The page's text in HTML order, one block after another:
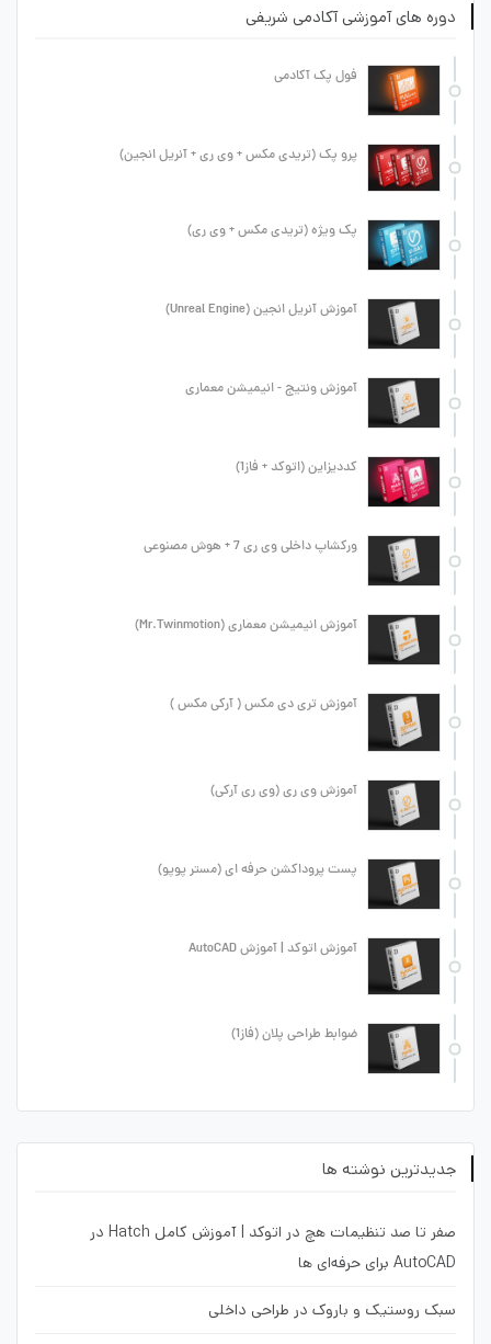
دوره های آموزشی آکادمی شریفی
فول پک آکادمی
پرو پک (تریدی مکس + وی ری + آنریل انجین)
پک ویژه (تریدی مکس + وی ری)
آموزش آنریل انجین (Unreal Engine)
آموزش ونتیج - انیمیشن معماری
کددیزاین (اتوکد + فاز1)
ورکشاپ داخلی وی ری 7 + هوش مصنوعی
آموزش انیمیشن معماری (Mr.Twinmotion)
آموزش تری دی مکس ( آرکی مکس )
آموزش وی ری (وی ری آرکی)
پست پروداکشن حرفه ای (مستر پوپو)
آموزش اتوکد | آموزش AutoCAD
ضوابط طراحی پلان (فاز1)
جدیدترین نوشته ها
صفر تا صد تنظیمات هچ در اتوکد | آموزش کامل Hatch در
AutoCAD برای حرفه‌ای ها
سبک روستیک و باروک در طراحی داخلی